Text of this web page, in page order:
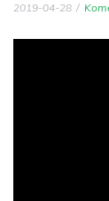
2019-04-28